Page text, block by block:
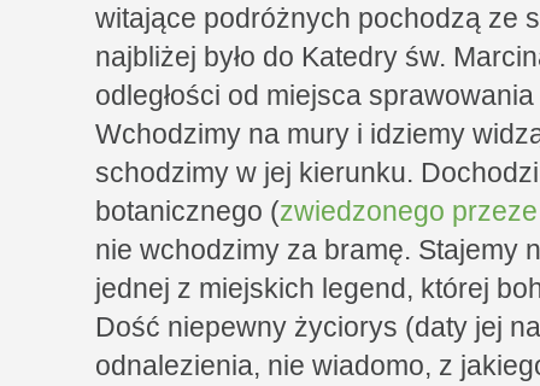
witające podróżnych pochodzą ze
najbliżej było do Katedry św.
odległości od miejsca
Wchodzimy na mury i idziemy
schodzimy w jej kierunku.
botanicznego (zwiedzonego
nie wchodzimy za bramę. Stajemy
jednej z miejskich legend, której
Dość niepewny życiorys (daty jej
odnalezienia, nie wiadomo, z